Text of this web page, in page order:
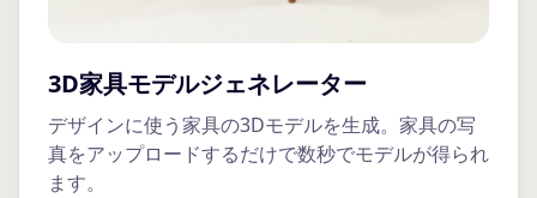
3D家具モデルジェネレーター
デザインに使う家具の3Dモデルを生成。家具の写
真をアップロードするだけで数秒でモデルが得られ
ます。